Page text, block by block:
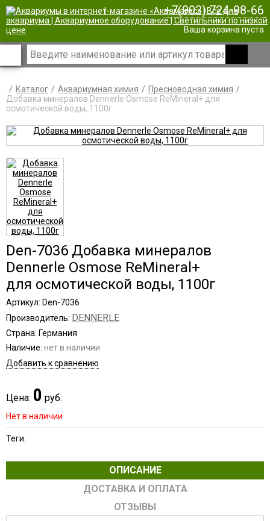
| +7(903) 724-98-66
Ваша корзина пуста
Каталог Аквариумная химия
Пресноводная химия
Добавка минералов Dennerle Osmose ReMineral+ для
осмотической воды, 1100г
Den-7036 Добавка минералов
Dennerle Osmose ReMineral+
для осмотической воды, 1100г
Артикул: Den-7036
Производитель: DENNERLE
Страна: Германия
Наличие: нет в наличии
Добавить к сравнению
Цена: 0 руб.
Нет в наличии
Теги:
ОПИСАНИЕ
ДОСТАВКА И ОПЛАТА
ОТЗЫВЫ